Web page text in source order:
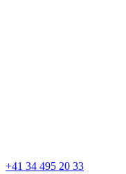
+41 34 495 20 33